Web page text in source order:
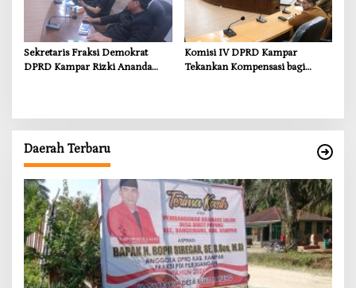
Sekretaris Fraksi Demokrat
DPRD Kampar Rizki Ananda
Komisi IV DPRD Kampar
Tekankan Kompensasi bagi
Daerah Terbaru